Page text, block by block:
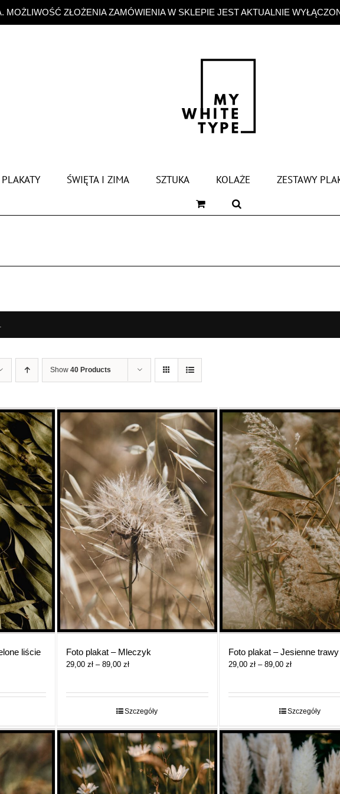
MOŻLIWOŚĆ ZŁOŻENIA ZAMÓWIENIA W SKLEPIE JEST AKTUALNIE
ŚWIĘTA I ZIMA SZTUKA KOLAŻE ZESTAWY
Show 40 Products
liście Foto plakat – Mleczyk
29,00 zł – 89,00 złZakres
29,00 zł
do
Szczegóły
Foto plakat – Jesienne
29,00 zł – 89,00 złZakres
29,00 zł
do
Szczegóły